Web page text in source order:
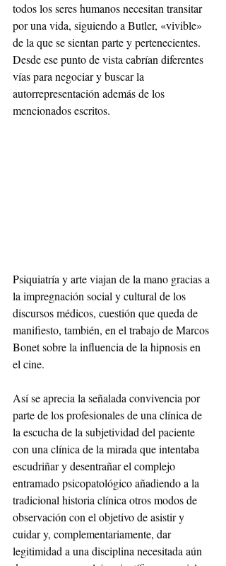
todos los seres humanos necesitan transitar
por una vida, siguiendo a Butler, «vivible»
de la que se sientan parte y pertenecientes.
Desde ese punto de vista cabrían diferentes
vías para negociar y buscar la
autorrepresentación además de los
mencionados escritos.
Psiquiatría y arte viajan de la mano gracias a
la impregnación social y cultural de los
discursos médicos, cuestión que queda de
manifiesto, también, en el trabajo de Marcos
Bonet sobre la influencia de la hipnosis en
el cine.
Así se aprecia la señalada convivencia por
parte de los profesionales de una clínica de
la escucha de la subjetividad del paciente
con una clínica de la mirada que intentaba
escudriñar y desentrañar el complejo
entramado psicopatológico añadiendo a la
tradicional historia clínica otros modos de
observación con el objetivo de asistir y
cuidar y, complementariamente, dar
legitimidad a una disciplina necesitada aún